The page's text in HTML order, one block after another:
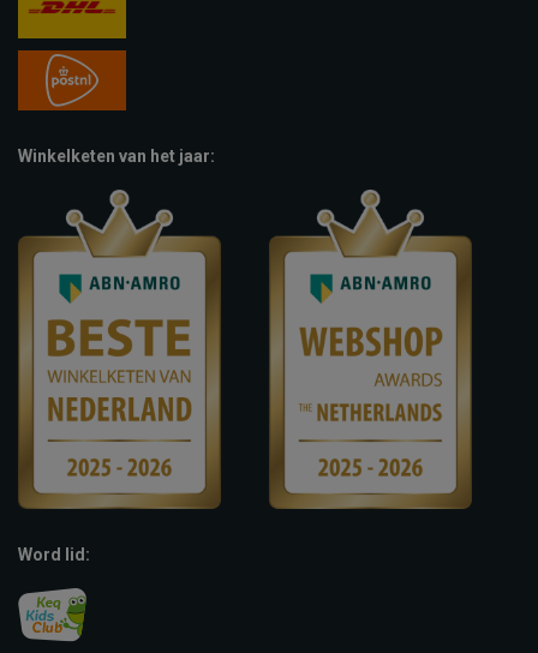
Winkelketen van het jaar:
Word lid: